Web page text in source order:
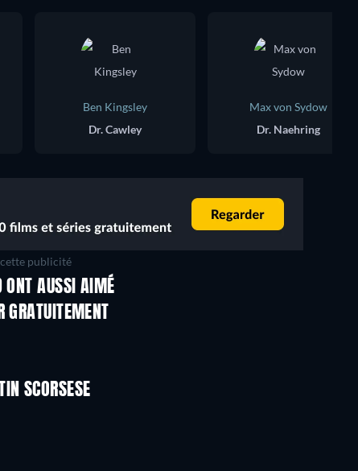
Ben Kingsley
Dr. Cawley
Max von Sydow
Dr. Naehring
publicité
ONT AUSSI AIMÉ
SCORSESE